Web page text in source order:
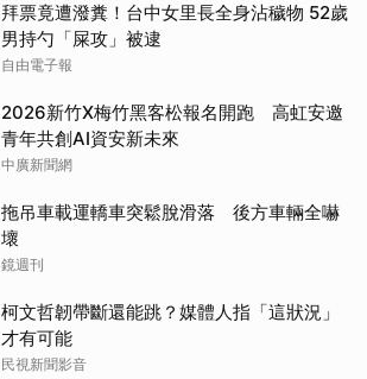
拜票竟遭潑糞！台中女里長全身沾穢物 52歲
男持勺「屎攻」被逮
自由電子報
2026新竹X梅竹黑客松報名開跑 高虹安邀
青年共創AI資安新未來
中廣新聞網
拖吊車載運轎車突鬆脫滑落 後方車輛全嚇
壞
鏡週刊
柯文哲韌帶斷還能跳？媒體人指「這狀況」
才有可能
民視新聞影音